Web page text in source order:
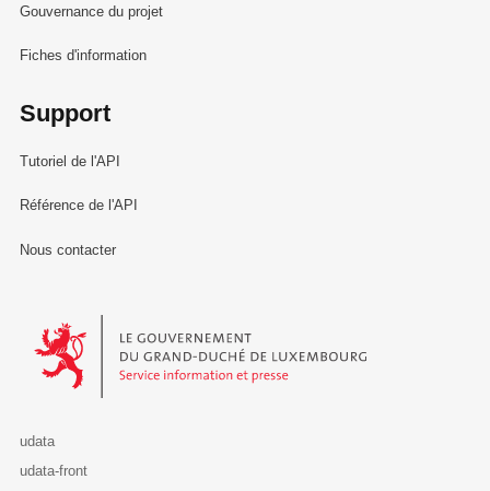
Gouvernance du projet
Fiches d'information
Support
Tutoriel de l'API
Référence de l'API
Nous contacter
Le Gouvernement du Grand-Duché de Luxembourg - Service
udata
udata-front